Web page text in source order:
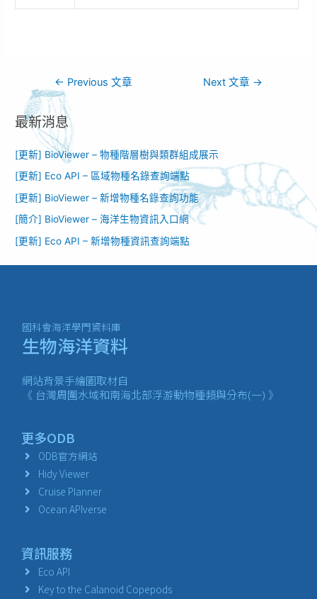
← Previous 文章 Next 文章 →
最新消息
[更新] BioViewer – 物種階層樹與類群組成展示
[更新] Eco API – 區域物種名錄查詢端點
[更新] BioViewer – 新增物種名錄查詢功能​
[簡介] BioViewer – 海洋生物資訊入口網​
[更新] Eco API – 新增物種資訊查詢端點
國科會海洋學門資料庫
生物海洋資料
網站背景手繪圖取材自
《 台灣周圍水域和南海北部浮游動物種類與分布(一) 》
更多ODB
ODB官方網站
Hidy Viewer
Cruise Planner
Ocean APIverse
資訊服務
Eco API
Key to the Calanoid Copepods